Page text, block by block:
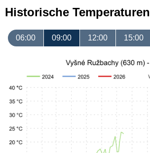
Historische Temperaturen
06:00 09:00 12:00 15:00